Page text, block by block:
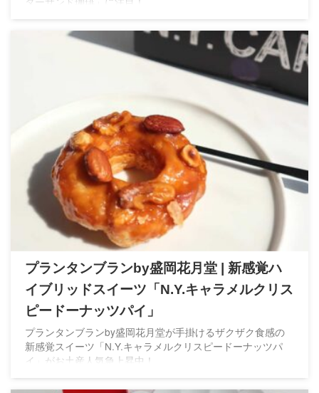
プランタンブランby盛岡花月堂 | 新感覚ハ
イブリッドスイーツ「N.Y.キャラメルクリス
ピードーナッツパイ」
プランタンブランby盛岡花月堂が手掛けるザクザク食感の
新感覚スイーツ「N.Y.キャラメルクリスピードーナッツパ
イ」がお土産人気急上昇中！